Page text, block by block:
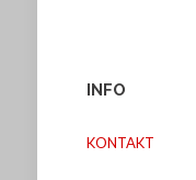
INFO
KONTAKT